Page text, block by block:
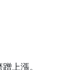
上漲。